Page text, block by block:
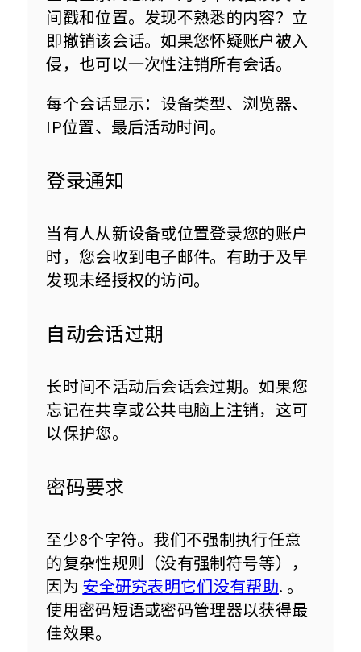
间戳和位置。发现不熟悉的内容？立
即撤销该会话。如果您怀疑账户被入
侵，也可以一次性注销所有会话。
每个会话显示：设备类型、浏览器、
IP位置、最后活动时间。
登录通知
当有人从新设备或位置登录您的账户
时，您会收到电子邮件。有助于及早
发现未经授权的访问。
自动会话过期
长时间不活动后会话会过期。如果您
忘记在共享或公共电脑上注销，这可
以保护您。
密码要求
至少8个字符。我们不强制执行任意
的复杂性规则（没有强制符号等），
因为 安全研究表明它们没有帮助. 。
使用密码短语或密码管理器以获得最
佳效果。